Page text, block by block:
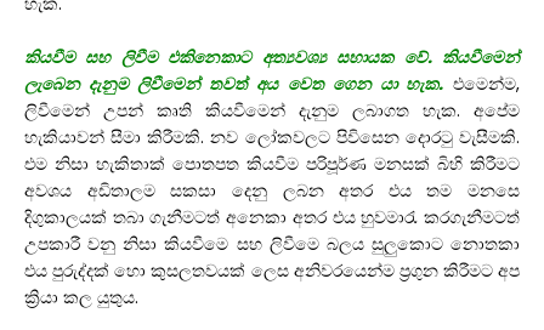
හැක.
කියවීම සහ ලිවීම එකිනෙකාට අත්‍යවශ්‍ය සහායක වේ. කියවීමෙන්
ලැබෙන දැනුම ලිවීමෙන් තවත් අය වෙත ගෙන යා හැක.එමෙන්ම,
ලිවීමෙන් උපන් කෘති කියවීමෙන් දැනුම ලබාගත හැක. අපේම
හැකියාවන් සීමා කිරීමකි. නව ලෝකවලට පිවිසෙන දොරටු වැසීමකි.
එම නිසා හැකිතාක් පොතපත කියවීම පරිපූර්ණ මනසක් බිහි කිරීමට
අවශය අඩිතාලම සකසා දෙනු ලබන අතර එය තම මනසෙ
දිගුකාලයක් තබා ගැනීමටත් අනෙකා අතර එය හුවමාරැ කරගැනීමටත්
උපකාරී වනු නිසා කියවීමෙ සහ ලිවීමෙ බලය සුලුකොට නොතකා
එය පුරුද්දක් හො කුසලතවයක් ලෙස අනිවරයෙන්ම ප්‍රගුන කිරීමට අප
ක්‍රියා කල යුතුය.